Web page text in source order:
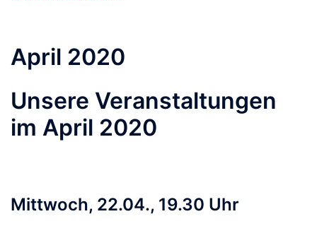
April 2020
Unsere Veranstaltungen
im April 2020
Mittwoch, 22.04., 19.30 Uhr